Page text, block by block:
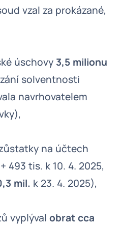
vzal za prokázané,
úschovy 3,5 milionu
solventnosti
navrhovatelem
na účtech
493 tis. k 10. 4. 2025,
mil. k 23. 4. 2025),
vyplýval obrat cca